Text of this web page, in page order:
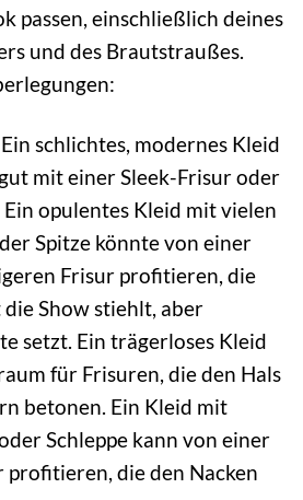
passen, einschließlich deines
und des Brautstraußes.
Ein schlichtes, modernes Kleid
mit einer Sleek-Frisur oder
opulentes Kleid mit vielen
Spitze könnte von einer
Frisur profitieren, die
Show stiehlt, aber
setzt. Ein trägerloses Kleid
für Frisuren, die den Hals
betonen. Ein Kleid mit
Schleppe kann von einer
die den Nacken